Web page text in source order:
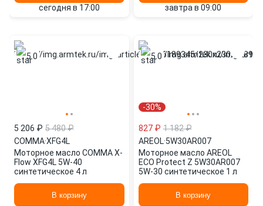
сегодня в 17:00 завтра в 09:00
5.0
5 206 ₽ 5 480 ₽
COMMA·XFG4L
Моторное масло COMMA X-
Flow XFG4L 5W-40
синтетическое 4 л
В корзину
5.0
-30%
827 ₽ 1 182 ₽
AREOL·5W30AR007
Моторное масло AREOL
ECO Protect Z 5W30AR007
5W-30 синтетическое 1 л
В корзину